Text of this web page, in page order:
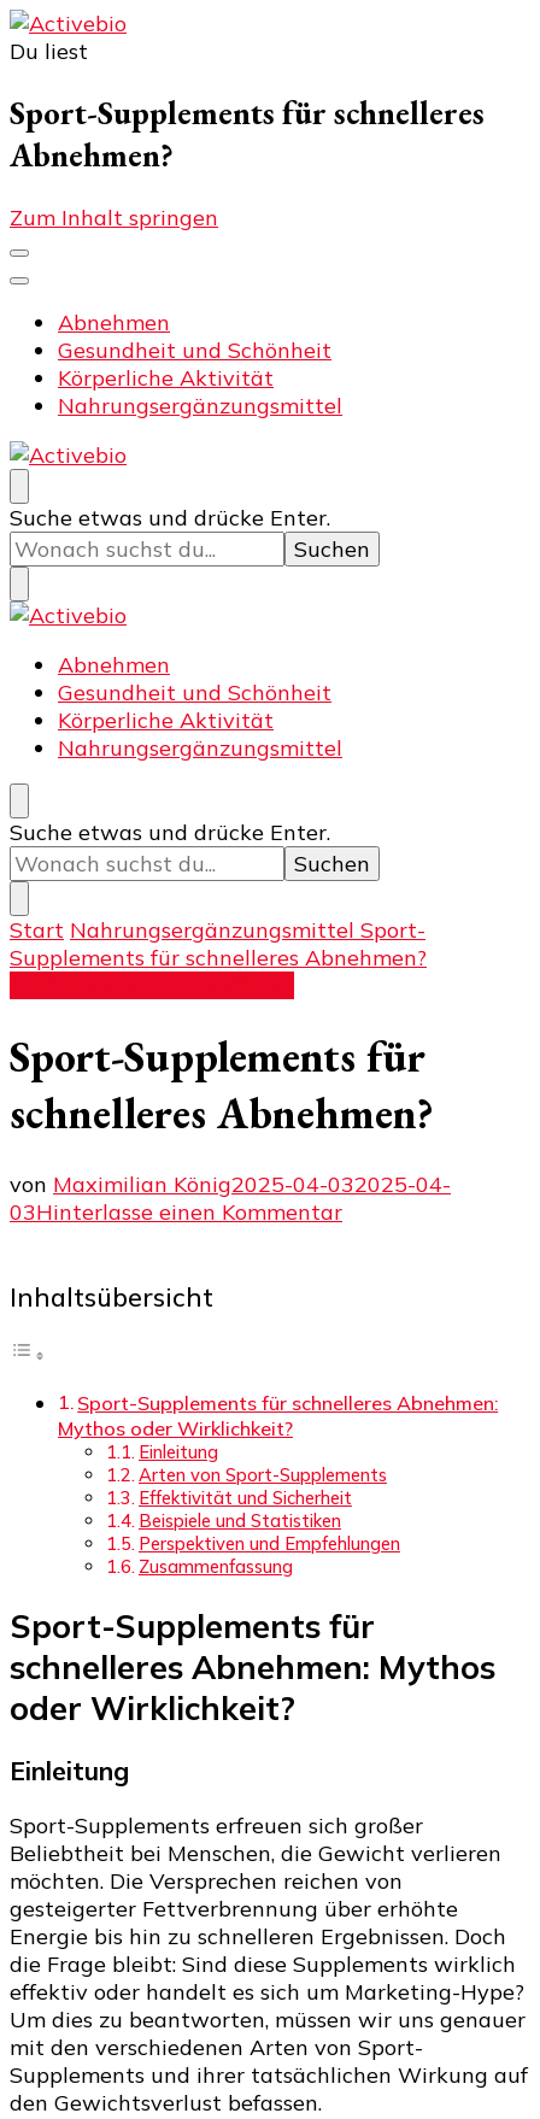
Du liest
Sport-Supplements für schnelleres
Abnehmen?
Zum Inhalt springen
Abnehmen
Gesundheit und Schönheit
Körperliche Aktivität
Nahrungsergänzungsmittel
Activebio
Training und Fitness
Suchst
du
nach
etwas?
Suche etwas und drücke Enter.
Activebio
Training und Fitness
Abnehmen
Gesundheit und Schönheit
Körperliche Aktivität
Nahrungsergänzungsmittel
Suchst
du
nach
etwas?
Suche etwas und drücke Enter.
Start Nahrungsergänzungsmittel Sport-
Supplements für schnelleres Abnehmen?
Sport-Supplements für
schnelleres Abnehmen?
von Maximilian König2025-04-032025-04-
03Hinterlasse einen Kommentarzu
Inhaltsübersicht
Sport-Supplements für schnelleres Abnehmen:
Mythos oder Wirklichkeit?
Einleitung
Arten von Sport-Supplements
Effektivität und Sicherheit
Beispiele und Statistiken
Perspektiven und Empfehlungen
Zusammenfassung
Sport-Supplements für
schnelleres Abnehmen: Mythos
oder Wirklichkeit?
Einleitung
Sport-Supplements erfreuen sich großer
Beliebtheit bei Menschen, die Gewicht verlieren
möchten. Die Versprechen reichen von
gesteigerter Fettverbrennung über erhöhte
Energie bis hin zu schnelleren Ergebnissen. Doch
die Frage bleibt: Sind diese Supplements wirklich
effektiv oder handelt es sich um Marketing-Hype?
Um dies zu beantworten, müssen wir uns genauer
mit den verschiedenen Arten von Sport-
Supplements und ihrer tatsächlichen Wirkung auf
den Gewichtsverlust befassen.